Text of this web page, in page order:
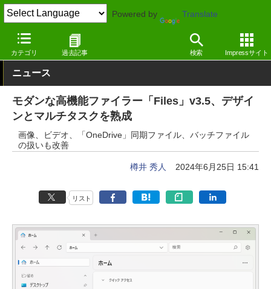
Powered by Translate
カテゴリ 過去記事 検索 Impressサイト
窓の杜 システム・ファイル Windows
ニュース
モダンな高機能ファイラー「Files」v3.5、デザイ
ンとマルチタスクを熟成
画像、ビデオ、「OneDrive」同期ファイル、バッチファイル
の扱いも改善
樽井 秀人 2024年6月25日 15:41
リスト